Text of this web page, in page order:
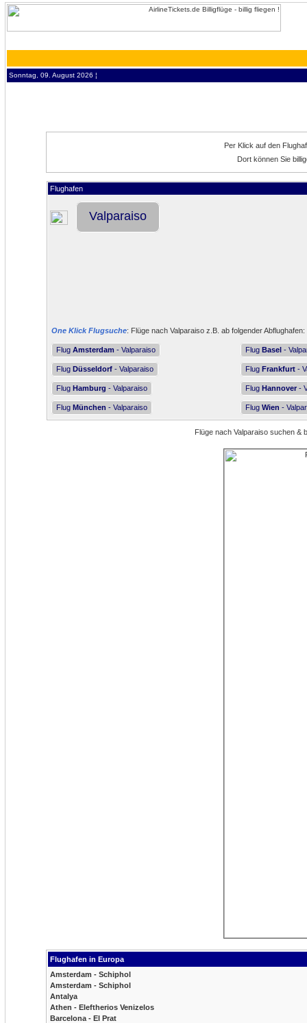
Sonntag, 09. August 2026 ¦
Per Klick auf den
Dort können Sie
Flughafen
Valparaiso
One Klick Flugsuche: Flüge nach Valparaiso z.B. ab folgender Abflughafen:
Flug Amsterdam - Valparaiso Flug Basel -
Flug Düsseldorf - Valparaiso Flug Frankfurt -
Flug Hamburg - Valparaiso Flug Hannover -
Flug München - Valparaiso Flug Wien -
Flughafen in Europa
Amsterdam - Schiphol
Amsterdam - Schiphol
Antalya
Athen - Eleftherios Venizelos
Barcelona - El Prat